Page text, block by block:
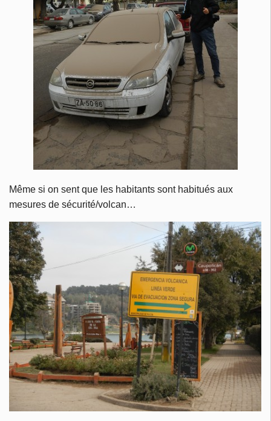
Même si on sent que les habitants sont habitués aux
mesures de sécurité/volcan…